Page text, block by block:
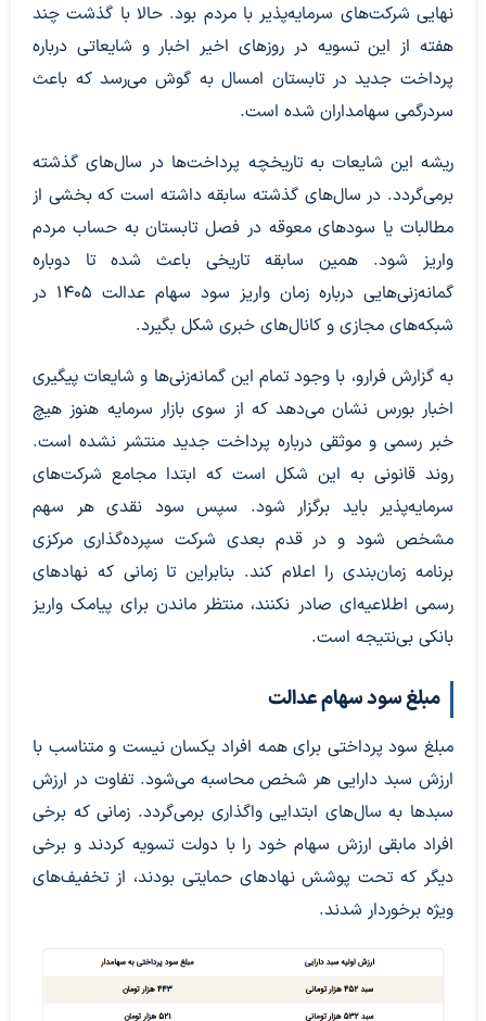
نهایی شرکت‌های سرمایه‌پذیر با مردم بود. حالا با گذشت چند
هفته از این تسویه در روزهای اخیر اخبار و شایعاتی درباره
پرداخت جدید در تابستان امسال به گوش می‌رسد که باعث
سردرگمی سهامداران شده است.
ریشه این شایعات به تاریخچه پرداخت‌ها در سال‌های گذشته
برمی‌گردد. در سال‌های گذشته سابقه داشته است که بخشی از
مطالبات یا سودهای معوقه در فصل تابستان به حساب مردم
واریز شود. همین سابقه تاریخی باعث شده تا دوباره
گمانه‌زنی‌هایی درباره زمان واریز سود سهام عدالت 1405 در
شبکه‌های مجازی و کانال‌های خبری شکل بگیرد.
به گزارش فرارو، با وجود تمام این گمانه‌زنی‌ها و شایعات پیگیری
اخبار بورس نشان می‌دهد که از سوی بازار سرمایه هنوز هیچ
خبر رسمی و موثقی درباره پرداخت جدید منتشر نشده است.
روند قانونی به این شکل است که ابتدا مجامع شرکت‌های
سرمایه‌پذیر باید برگزار شود. سپس سود نقدی هر سهم
مشخص شود و در قدم بعدی شرکت سپرده‌گذاری مرکزی
برنامه زمان‌بندی را اعلام کند. بنابراین تا زمانی که نهادهای
رسمی اطلاعیه‌ای صادر نکنند، منتظر ماندن برای پیامک واریز
بانکی بی‌نتیجه است.
مبلغ سود سهام عدالت
مبلغ سود پرداختی برای همه افراد یکسان نیست و متناسب با
ارزش سبد دارایی هر شخص محاسبه می‌شود. تفاوت در ارزش
سبدها به سال‌های ابتدایی واگذاری برمی‌گردد. زمانی که برخی
افراد مابقی ارزش سهام خود را با دولت تسویه کردند و برخی
دیگر که تحت پوشش نهادهای حمایتی بودند، از تخفیف‌های
ویژه برخوردار شدند.